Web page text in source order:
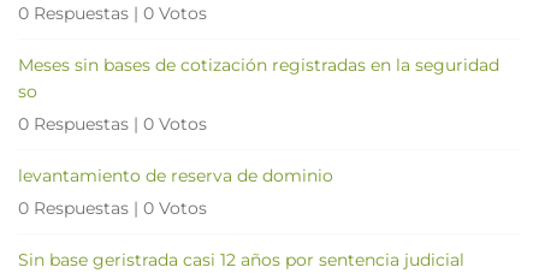
0 Respuestas | 0 Votos
Meses sin bases de cotización registradas en la seguridad
so
0 Respuestas | 0 Votos
levantamiento de reserva de dominio
0 Respuestas | 0 Votos
Sin base geristrada casi 12 años por sentencia judicial